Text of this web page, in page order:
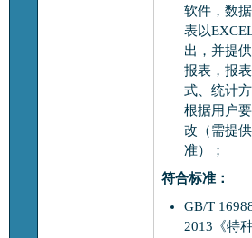
软件，数
表以
出，并提
报表，报
式、统计
根据用户
改（需提
准）；
符合标准：
GB/T
2013《特